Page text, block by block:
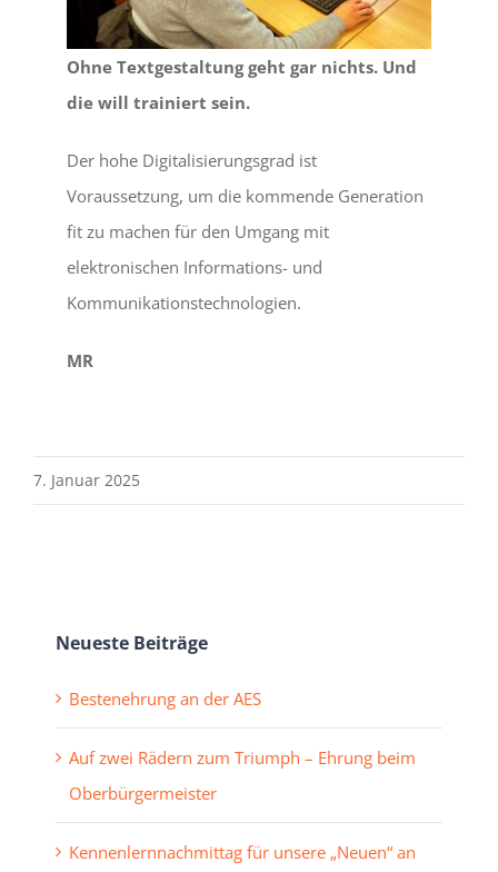
Ohne Textgestaltung geht gar nichts. Und
die will trainiert sein.
Der hohe Digitalisierungsgrad ist
Voraussetzung, um die kommende Generation
fit zu machen für den Umgang mit
elektronischen Informations- und
Kommunikationstechnologien.
MR
7. Januar 2025
Neueste Beiträge
Bestenehrung an der AES
Auf zwei Rädern zum Triumph – Ehrung beim
Oberbürgermeister
Kennenlernnachmittag für unsere „Neuen“ an